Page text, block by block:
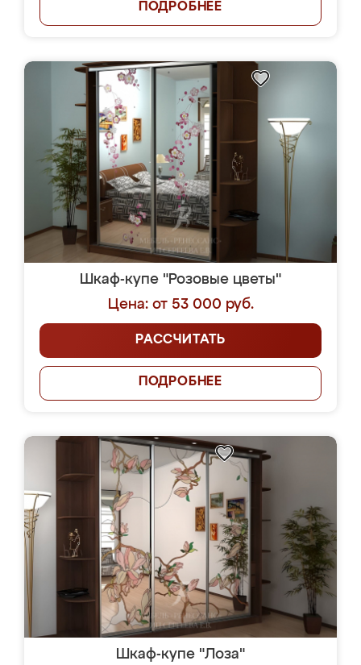
ПОДРОБНЕЕ
Шкаф-купе "Розовые цветы"
Цена: от 53 000 руб.
РАССЧИТАТЬ
ПОДРОБНЕЕ
Шкаф-купе "Лоза"